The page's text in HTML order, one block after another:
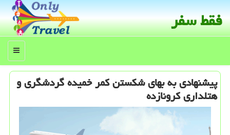
فقط سفر
منو
پیشنهادی به بهای شكستن كمر خمیده گردشگری و
هتلداری كرونازده